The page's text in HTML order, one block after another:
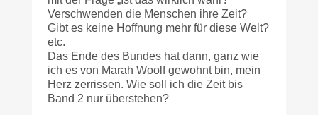
Verschwenden die Menschen ihre Zeit?
Gibt es keine Hoffnung mehr für diese Welt?
etc.
Das Ende des Bundes hat dann, ganz wie
ich es von Marah Woolf gewohnt bin, mein
Herz zerrissen. Wie soll ich die Zeit bis
Band 2 nur überstehen?